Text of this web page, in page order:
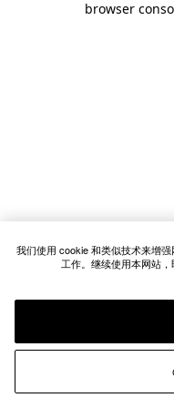
browser
我们使用 cookie 和类似技术来增
工作。继续使用本网站